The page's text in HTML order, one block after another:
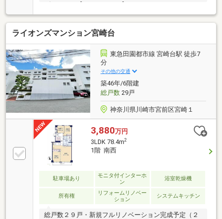
ダイヤル 【0120-104-633】
ライオンズマンション宮崎台
東急田園都市線 宮崎台駅 徒歩7
分
その他の交通
築46年/6階建
総戸数29戸
神奈川県川崎市宮前区宮崎１
3,880万円
3LDK 78.4m2
1階 南西
駐車場あり
モニタ付インターホ
ン
浴室乾燥機
所有権
リフォームリノベー
ション
システムキッチン
総戸数２９戸・新規フルリノベーション完成予定（２